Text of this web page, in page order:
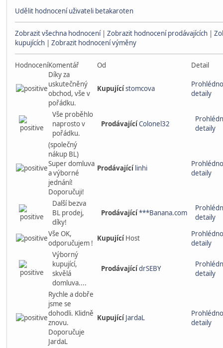
Udělit hodnocení uživateli betakaroten
Zobrazit všechna hodnocení| Zobrazit hodnocení prodávajících |
kupujících | Zobrazit hodnocení výměny
HodnoceníKomentář Od
Detail
Díky za
uskutečněný
obchod, vše v
pořádku.
Kupujícístomcova
detaily
Vše proběhlo
naprosto v
pořádku.
ProdávajícíColonel32
detaily
(společný
nákup BL)
Super domluva
a výborné
jednání!
Doporučuji!
Prodávající linhi
detaily
Další bezva
BL prodej,
díky!
Prodávající***Banana.com
detaily
Vše OK,
odporučujem !
KupujícíHost
detaily
Výborný
kupující,
skvělá
domluva....
ProdávajícídrSEBY
detaily
Rychle a dobře
jsme se
dohodli. Klidně
znovu.
Doporučuje
JardaL
Kupující JardaL
detaily